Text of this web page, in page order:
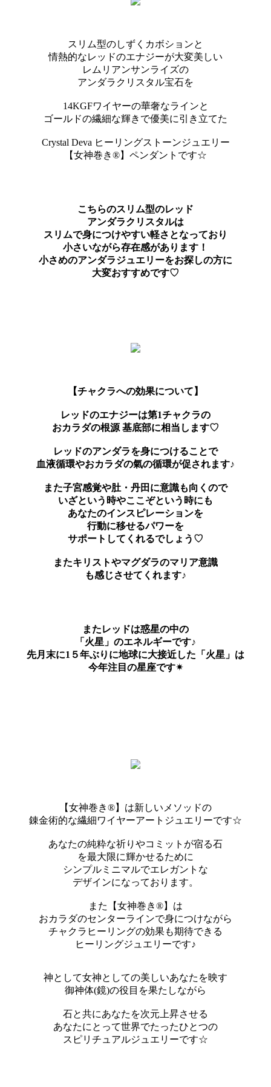
スリム型のしずくカボションと
情熱的なレッドのエナジーが大変美しい
レムリアンサンライズの
アンダラクリスタル宝石を
14KGFワイヤーの華奢なラインと
ゴールドの繊細な輝きで優美に引き立てた
Crystal Deva ヒーリングストーンジュエリー
【女神巻き®】ペンダントです☆
こちらのスリム型のレッド
アンダラクリスタルは
スリムで身につけやすい軽さとなっており
小さいながら存在感があります！
小さめのアンダラジュエリーをお探しの方に
大変おすすめです♡
【チャクラへの効果について】
レッドのエナジーは第1チャクラの
おカラダの根源 基底部に相当します♡
レッドのアンダラを身につけることで
血液循環やおカラダの氣の循環が促されます♪
また子宮感覚や肚・丹田に意識も向くので
いざという時やここぞという時にも
あなたのインスピレーションを
行動に移せるパワーを
サポートしてくれるでしょう♡
またキリストやマグダラのマリア意識
も感じさせてくれます♪
またレッドは惑星の中の
「火星」のエネルギーです♪
先月末に1５年ぶりに地球に大接近した「火星」は
今年注目の星座です✴︎
【女神巻き®】は新しいメソッドの
錬金術的な繊細ワイヤーアートジュエリーです☆
あなたの純粋な祈りやコミットが宿る石
を最大限に輝かせるために
シンプルミニマルでエレガントな
デザインになっております。
また【女神巻き®】は
おカラダのセンターラインで身につけながら
チャクラヒーリングの効果も期待できる
ヒーリングジュエリーです♪
神として女神としての美しいあなたを映す
御神体(鏡)の役目を果たしながら
石と共にあなたを次元上昇させる
あなたにとって世界でたったひとつの
スピリチュアルジュエリーです☆